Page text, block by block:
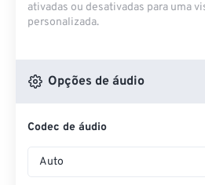
ativadas ou desativadas para uma
personalizada.
Opções de áudio
Codec de áudio
Auto